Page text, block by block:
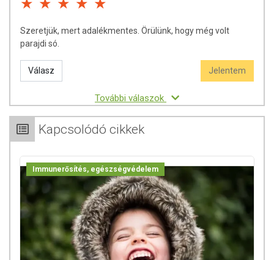
Szeretjük, mert adalékmentes. Örülünk, hogy még volt
parajdi só.
Válasz Jelentem
További válaszok
Kapcsolódó cikkek
Immunerősítés, egészségvédelem